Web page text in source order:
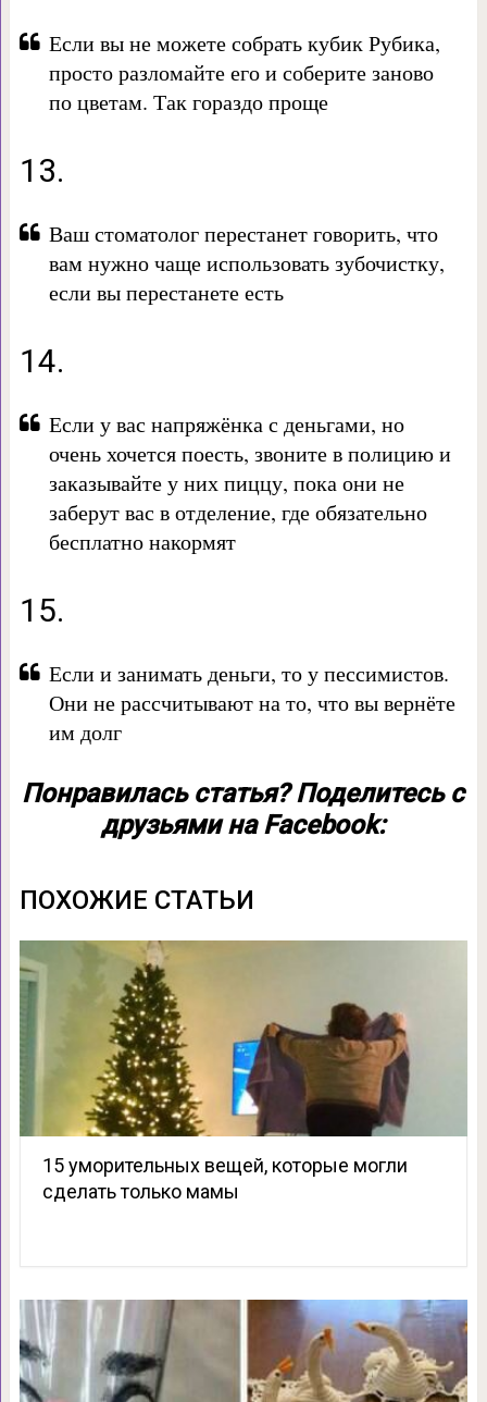
Если вы не можете собрать кубик Рубика,
просто разломайте его и соберите заново
по цветам. Так гораздо проще
13.
Ваш стоматолог перестанет говорить, что
вам нужно чаще использовать зубочистку,
если вы перестанете есть
14.
Если у вас напряжёнка с деньгами, но
очень хочется поесть, звоните в полицию и
заказывайте у них пиццу, пока они не
заберут вас в отделение, где обязательно
бесплатно накормят
15.
Если и занимать деньги, то у пессимистов.
Они не рассчитывают на то, что вы вернёте
им долг
Понравилась статья? Поделитесь с
друзьями на Facebook:
ПОХОЖИЕ СТАТЬИ
15 уморительных вещей, которые могли
сделать только мамы